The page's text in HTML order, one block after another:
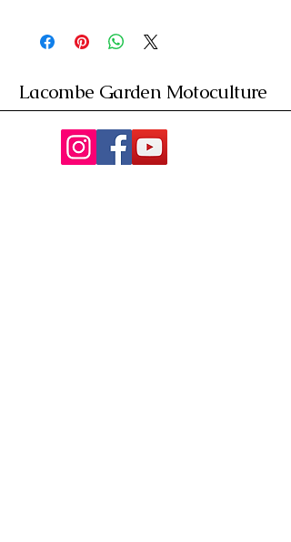
Lacombe Garden Motoculture